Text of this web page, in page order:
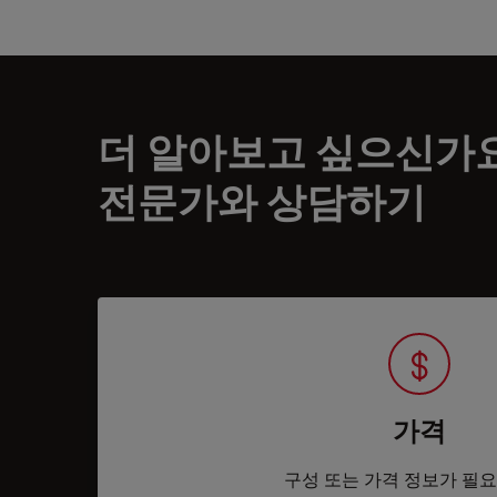
더 알아보고 싶으신가
전문가와 상담하기
가격
구성 또는 가격 정보가 필